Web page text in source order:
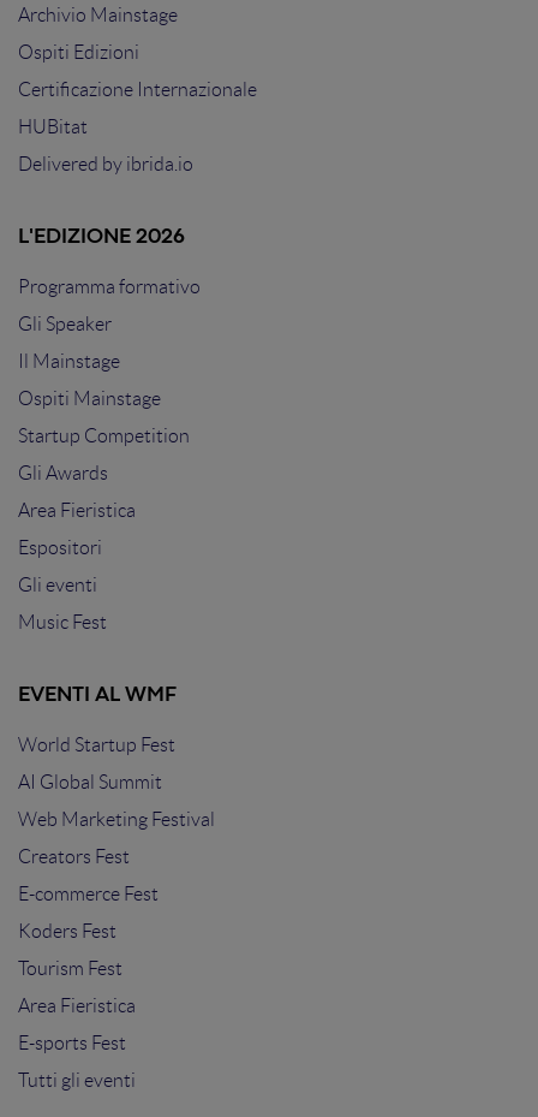
Archivio Mainstage
Ospiti Edizioni
Certificazione Internazionale
HUBitat
Delivered by ibrida.io
L'EDIZIONE 2026
Programma formativo
Gli Speaker
Il Mainstage
Ospiti Mainstage
Startup Competition
Gli Awards
Area Fieristica
Espositori
Gli eventi
Music Fest
EVENTI AL WMF
World Startup Fest
AI Global Summit
Web Marketing Festival
Creators Fest
E-commerce Fest
Koders Fest
Tourism Fest
Area Fieristica
E-sports Fest
Tutti gli eventi